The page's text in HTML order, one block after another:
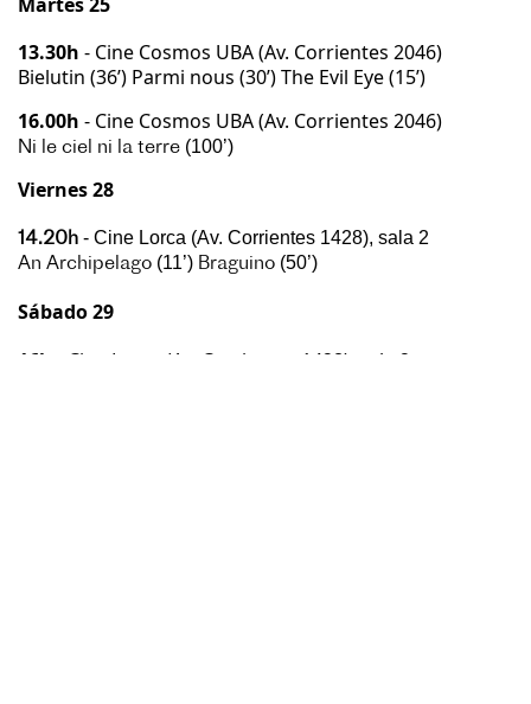
13.30h - Cine Cosmos UBA (Av. Corrientes 2046)
Bielutin (36’) Parmi nous (30’)The Evil Eye(15’)
16.00h - Cine Cosmos UBA (Av. Corrientes 2046)
Ni le ciel ni la terre (100’)
Viernes 28
14.20h - Cine Lorca (Av. Corrientes 1428), sala 2
An Archipelago (11’) Braguino (50’)
Sábado 29
16h
- Cine Lorca (Av. Corrientes 1428), sala 2